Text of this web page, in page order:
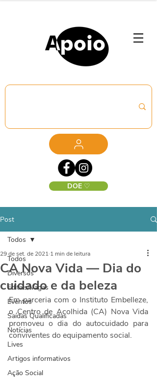
DOE ♡
Post
Todos
Diversos
Editais/Vagas
Eventos
Saídas Qualificadas
Notícias
Lives
Artigos informativos
Ação Social
Todos
CA Nova Vida — Dia do
cuidado e da beleza
29 de set. de 2021 1 min de leitura
Em parceria com o Instituto Embelleze,
o Centro de Acolhida (CA) Nova Vida
promoveu o dia do autocuidado para
conviventes do equipamento social.